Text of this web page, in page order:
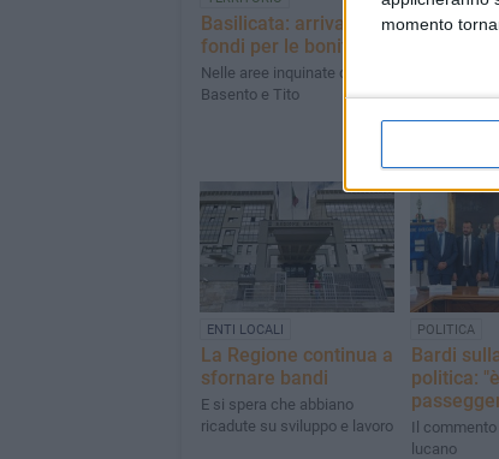
momento
Basilicata: arrivano i
fondi per le bonifiche
Nelle aree inquinate di Val
Basento e Tito
Trovata
ENTI LOCALI
La Regione continua a
sfornare bandi
E si spera che abbiano
ricadute su sviluppo e lavoro
POLITICA
Bardi
politica: "è
Il
lucano